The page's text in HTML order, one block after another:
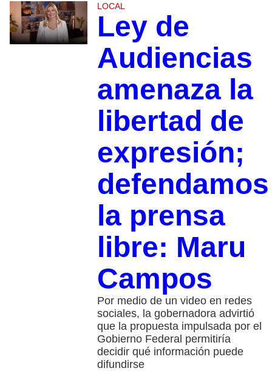
LOCAL
Ley de
Audiencias
amenaza la
libertad de
expresión;
defendamos
la prensa
libre: Maru
Campos
Por medio de un video en redes
sociales, la gobernadora advirtió
que la propuesta impulsada por el
Gobierno Federal permitiría
decidir qué información puede
difundirse